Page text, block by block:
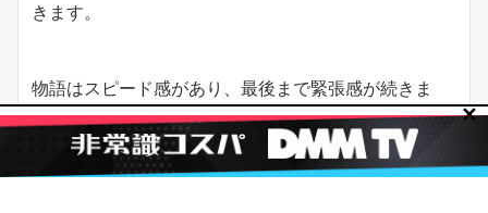
きます。
物語はスピード感があり、最後まで緊張感が続きま
す。
✕